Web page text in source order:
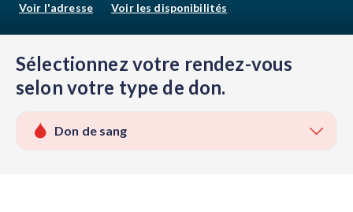
Voir l'adresse Voir les disponibilités
Sélectionnez votre rendez-vous
selon votre type de don.
Don de sang